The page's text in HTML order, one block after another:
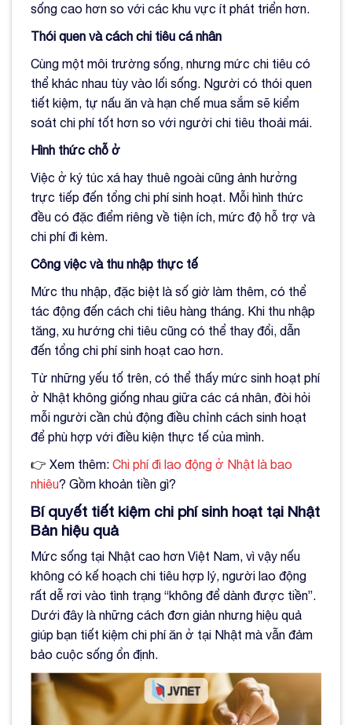
sống cao hơn so với các khu vực ít phát triển hơn.
Thói quen và cách chi tiêu cá nhân
Cùng một môi trường sống, nhưng mức chi tiêu có
thể khác nhau tùy vào lối sống. Người có thói quen
tiết kiệm, tự nấu ăn và hạn chế mua sắm sẽ kiểm
soát chi phí tốt hơn so với người chi tiêu thoải mái.
Hình thức chỗ ở
Việc ở ký túc xá hay thuê ngoài cũng ảnh hưởng
trực tiếp đến tổng chi phí sinh hoạt. Mỗi hình thức
đều có đặc điểm riêng về tiện ích, mức độ hỗ trợ và
chi phí đi kèm.
Công việc và thu nhập thực tế
Mức thu nhập, đặc biệt là số giờ làm thêm, có thể
tác động đến cách chi tiêu hàng tháng. Khi thu nhập
tăng, xu hướng chi tiêu cũng có thể thay đổi, dẫn
đến tổng chi phí sinh hoạt cao hơn.
Từ những yếu tố trên, có thể thấy mức sinh hoạt phí
ở Nhật không giống nhau giữa các cá nhân, đòi hỏi
mỗi người cần chủ động điều chỉnh cách sinh hoạt
để phù hợp với điều kiện thực tế của mình.
👉 Xem thêm: Chi phí đi lao động ở Nhật là bao
nhiêu? Gồm khoản tiền gì?
Bí quyết tiết kiệm chi phí sinh hoạt tại Nhật
Bản hiệu quả
Mức sống tại Nhật cao hơn Việt Nam, vì vậy nếu
không có kế hoạch chi tiêu hợp lý, người lao động
rất dễ rơi vào tình trạng “không để dành được tiền”.
Dưới đây là những cách đơn giản nhưng hiệu quả
giúp bạn tiết kiệm chi phí ăn ở tại Nhật mà vẫn đảm
bảo cuộc sống ổn định.